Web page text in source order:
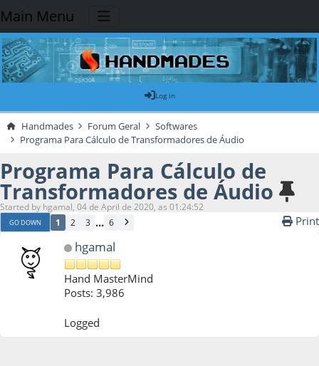
Main Menu
Log in
Handmades Forum Geral
Softwares
Programa Para Cálculo de Transformadores de Áudio
Programa Para Cálculo de
Transformadores de Áudio
Started by hgamal, 04 de April de 2020, as 01:24:52
GO DOWN 1 2 3 ... 6 Print
hgamal
Hand MasterMind
Posts: 3,986
Logged